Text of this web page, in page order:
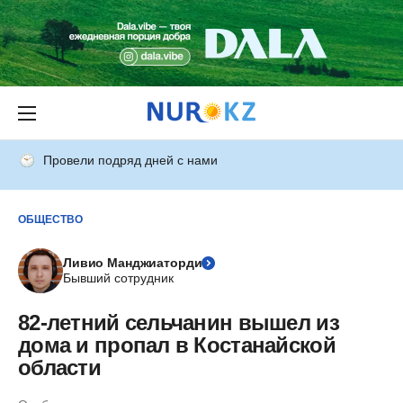
Провели подряд дней с нами
ОБЩЕСТВО
Ливио Манджиаторди
Бывший сотрудник
82-летний сельчанин вышел из
дома и пропал в Костанайской
области